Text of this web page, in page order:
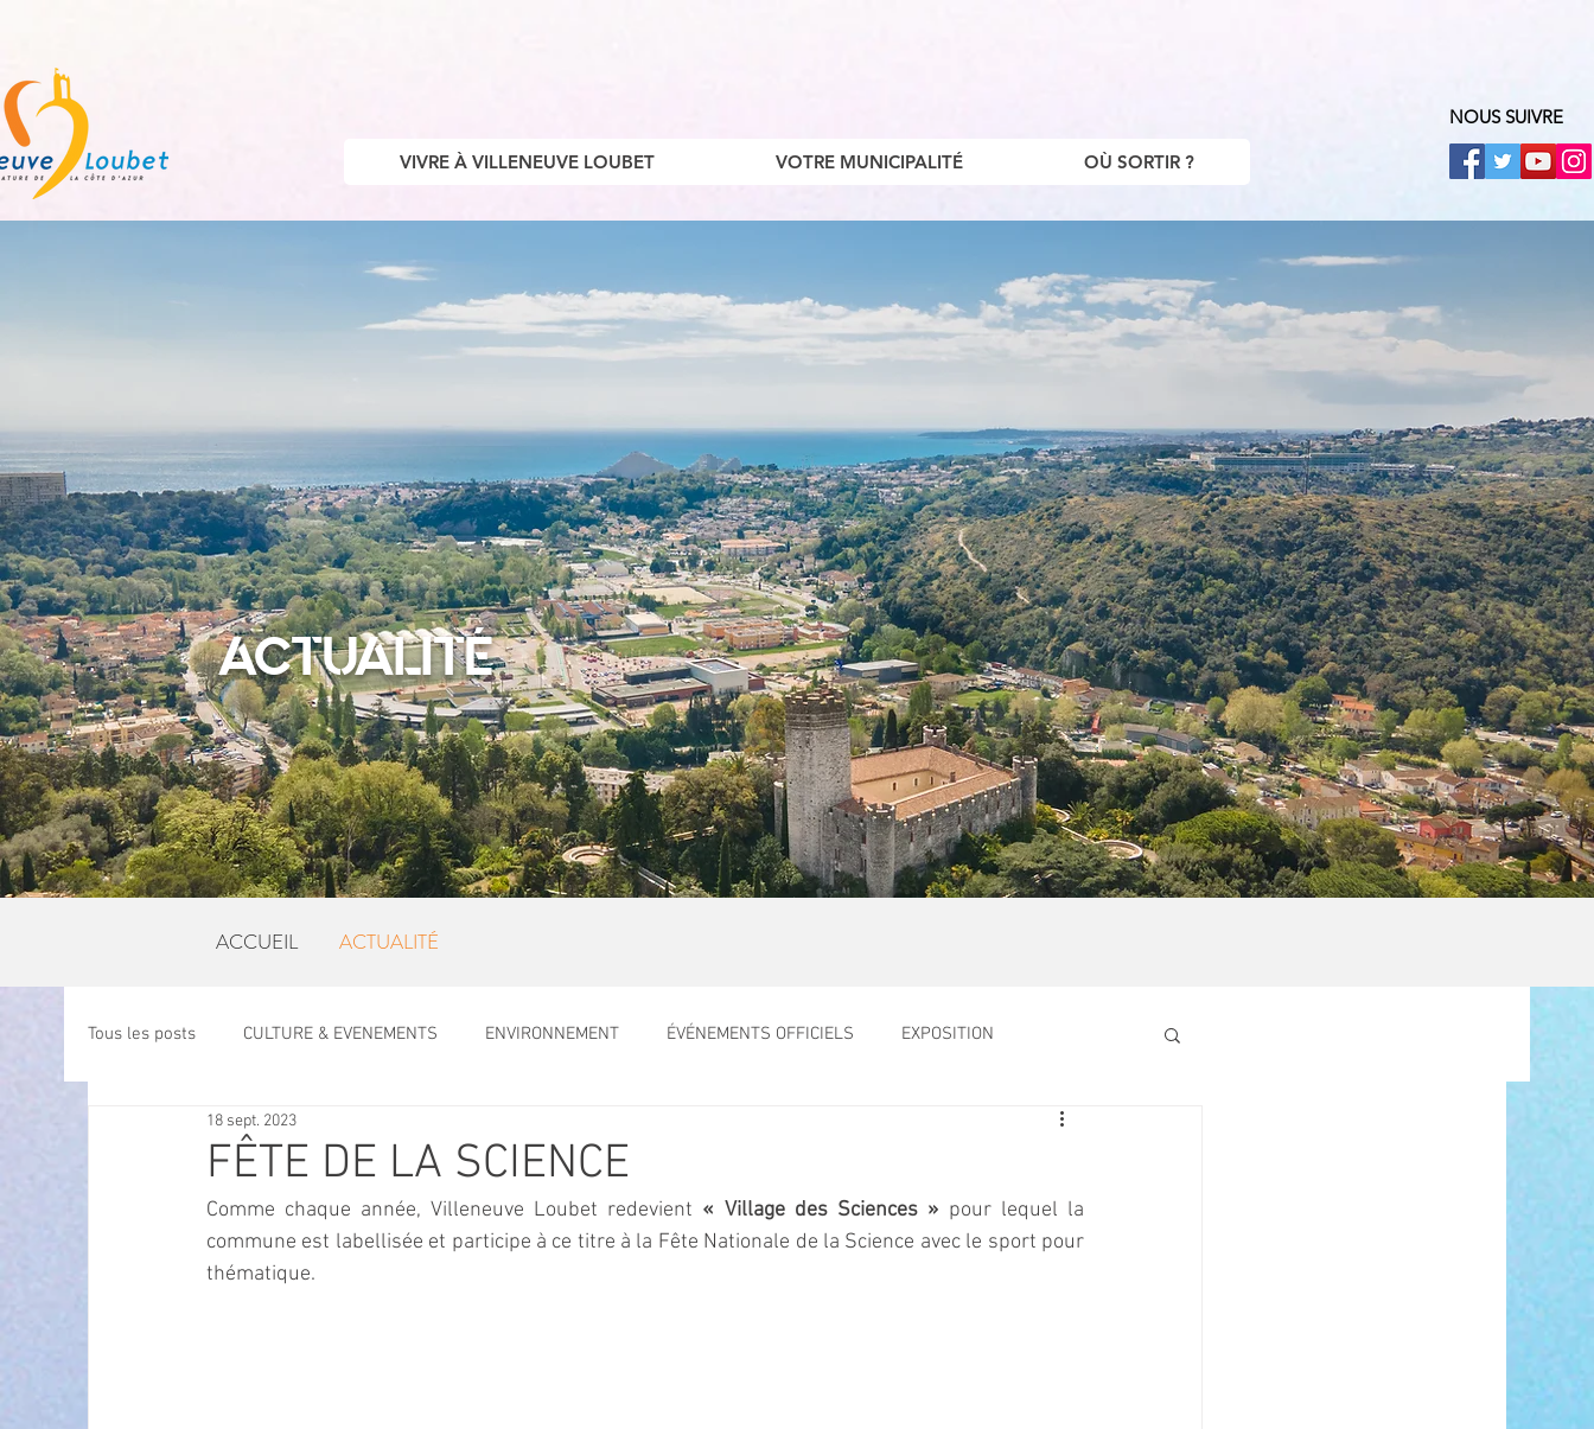
VIVRE À VILLENEUVE LOUBET VOTRE MUNICIPALITÉ OÙ SORTIR ?
NOUS SUIVRE
ACTUALITÉ
ACCUEIL ACTUALITÉ
Tous les posts CULTURE & EVENEMENTS ENVIRONNEMENT ÉVÉNEMENTS OFFICIELS EXPOSITION
OFFRES D'EMPLOI
ECONOMIE ECO MOBILITE PETITE ENFANCE TOURISME ARCHIVES ET PATRIMOINE
FÊTE DE LA SCIENCE
18 sept. 2023
Comme chaque année, Villeneuve Loubet redevient « Village des Sciences » pour lequel la
commune est labellisée et participe à ce titre à la Fête Nationale de la Science avec le sport pour
thématique.